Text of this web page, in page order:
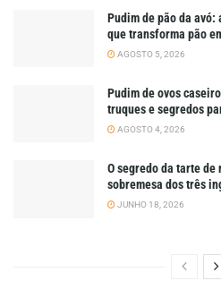
Pudim de pão da
que transforma pão
AGOSTO 5, 2026
Pudim de ovos
truques e segredos
AGOSTO 4, 2026
O segredo da tarte de
sobremesa dos três
JUNHO 18, 2026